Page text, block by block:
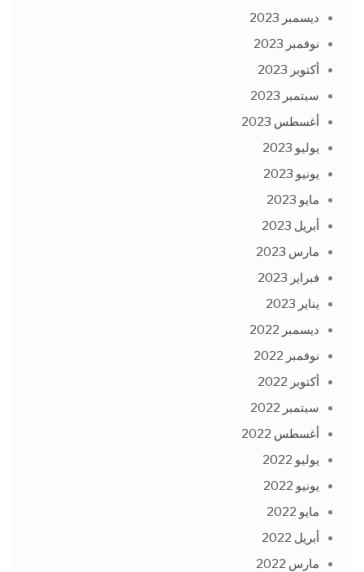
ديسمبر 2023
نوفمبر 2023
أكتوبر 2023
سبتمبر 2023
أغسطس 2023
يوليو 2023
يونيو 2023
مايو 2023
أبريل 2023
مارس 2023
فبراير 2023
يناير 2023
ديسمبر 2022
نوفمبر 2022
أكتوبر 2022
سبتمبر 2022
أغسطس 2022
يوليو 2022
يونيو 2022
مايو 2022
أبريل 2022
مارس 2022